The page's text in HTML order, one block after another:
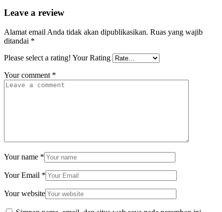
Leave a review
Alamat email Anda tidak akan dipublikasikan. Ruas yang wajib
ditandai *
Please select a rating! Your Rating
Your comment *
Your name *
Your Email *
Your website